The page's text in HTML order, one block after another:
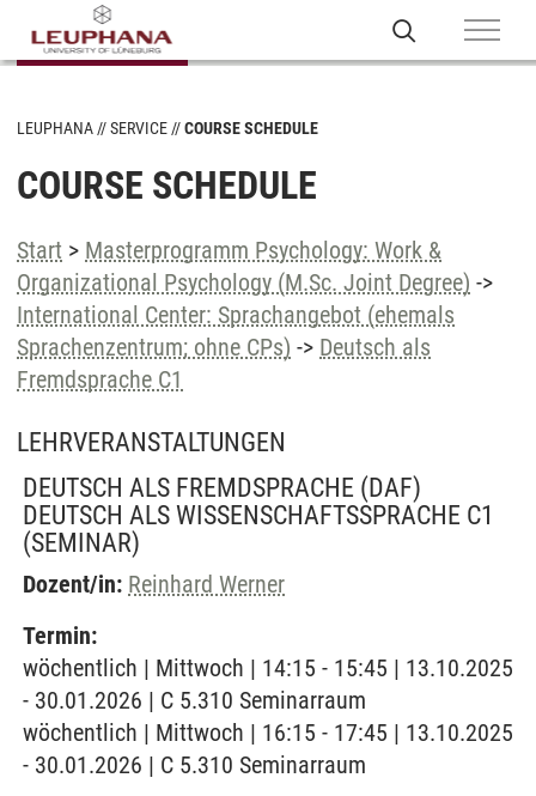
LEUPHANA SERVICE COURSE SCHEDULE
COURSE SCHEDULE
Start > Masterprogramm Psychology: Work &
Organizational Psychology (M.Sc. Joint Degree) ->
International Center: Sprachangebot (ehemals
Sprachenzentrum; ohne CPs) -> Deutsch als
Fremdsprache C1
LEHRVERANSTALTUNGEN
DEUTSCH ALS FREMDSPRACHE (DAF)
DEUTSCH ALS WISSENSCHAFTSSPRACHE C1
(SEMINAR)
Dozent/in: Reinhard Werner
Termin:
wöchentlich | Mittwoch | 14:15 - 15:45 | 13.10.2025
- 30.01.2026 | C 5.310 Seminarraum
wöchentlich | Mittwoch | 16:15 - 17:45 | 13.10.2025
- 30.01.2026 | C 5.310 Seminarraum